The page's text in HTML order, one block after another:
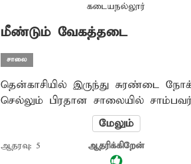
கடையநல்லூர்
மீண்டும் வேகத்தடை
சாலை
தென்காசியில் இருந்து சுரண்டை
செல்லும் பிரதான சாலையில் சாம்பவர்
வடகரை பகுதியில் உள்ள பள்ளியின்
2 வேகத்தடைகள் இருந்தன.
அங்குள்ள போலீஸ் நிலையம் முன்பு
மேலும்
ஆதரவு:5 ஆதரிக்கிறேன்